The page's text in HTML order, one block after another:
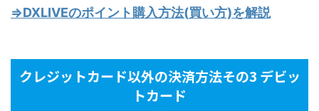
⇒DXLIVEのポイント購入方法(買い方)を解説
クレジットカード以外の決済方法その3 デビッ
トカード